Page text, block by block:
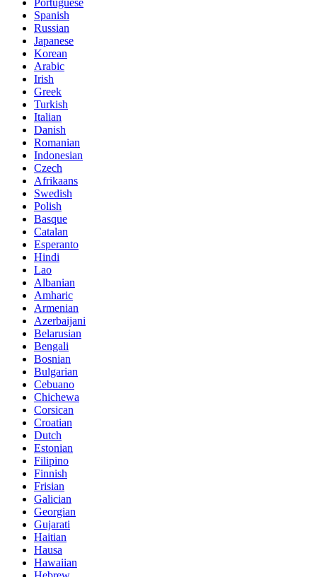
Portuguese
Spanish
Russian
Japanese
Korean
Arabic
Irish
Greek
Turkish
Italian
Danish
Romanian
Indonesian
Czech
Afrikaans
Swedish
Polish
Basque
Catalan
Esperanto
Hindi
Lao
Albanian
Amharic
Armenian
Azerbaijani
Belarusian
Bengali
Bosnian
Bulgarian
Cebuano
Chichewa
Corsican
Croatian
Dutch
Estonian
Filipino
Finnish
Frisian
Galician
Georgian
Gujarati
Haitian
Hausa
Hawaiian